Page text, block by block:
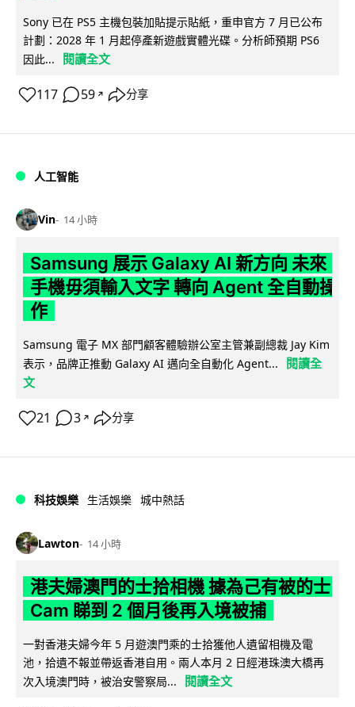
Sony 已在 PS5 主機包裝加貼提示貼紙，重申官方 7 月已公布
計劃：2028 年 1 月起停產新遊戲實體光碟。分析師預期 PS6
因此...
閱讀全文
117 59 ↗ 分享
人工智能
Vin 14 小時
Samsung 展示 Galaxy AI 新方向 未來
手機毋須輸入文字 轉向 Agent 全自動操
作
Samsung 電子 MX 部門顧客體驗辦公室主管兼副總裁 Jay Kim
表示，品牌正推動 Galaxy AI 邁向全自動化 Agent...
閱讀全
文
21 3 ↗ 分享
科技娛樂 生活娛樂 城中熱話
Lawton 14 小時
港夫婦澳門的士拾相機 據為己有被的士
Cam 睇到 2 個月後再入境被捕
一對香港夫婦今年 5 月遊澳門乘的士拾獲他人遺留相機及電
池，拾遺不報並帶返香港自用。兩人本月 2 日經港珠澳大橋再
次入境澳門時，被治安警察局...
閱讀全文